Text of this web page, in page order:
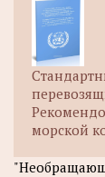
морской